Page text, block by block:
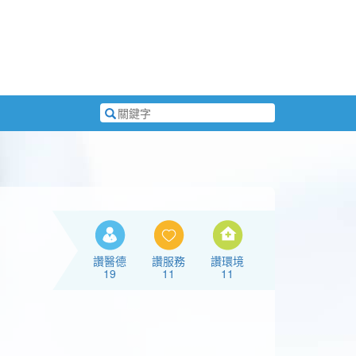
搜
尋
讚醫德
19
讚服務
11
讚環境
11